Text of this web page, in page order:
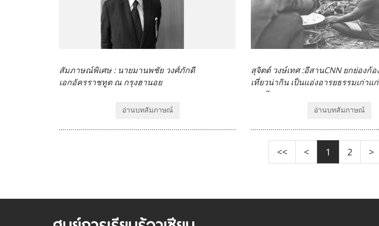
สัมภาษณ์พิเศษ : นายมานพชัย วงศ์ภักดี
เอกอัครราชทูต ณ กรุงฮานอย
อ่านบทสัมภาษณ์
สุจิตต์ วงษ์เทศ :อีสานCNN ยกย่องก้
เที่ยวน่ากิน เป็นแอ่งอารยธรรมเก่าแ
อาเซียน
อ่านบทสัมภาษณ์
<< < 1 2 >